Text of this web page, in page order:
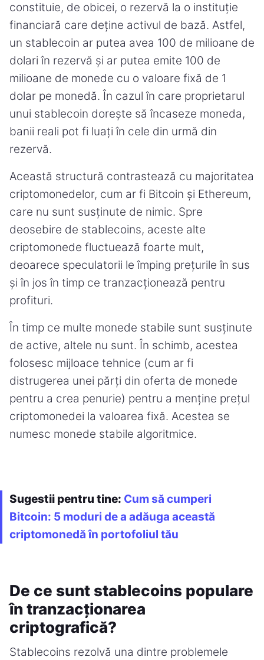
constituie, de obicei, o rezervă la o instituție
financiară care deține activul de bază. Astfel,
un stablecoin ar putea avea 100 de milioane de
dolari în rezervă și ar putea emite 100 de
milioane de monede cu o valoare fixă de 1
dolar pe monedă. În cazul în care proprietarul
unui stablecoin dorește să încaseze moneda,
banii reali pot fi luați în cele din urmă din
rezervă.
Această structură contrastează cu majoritatea
criptomonedelor, cum ar fi Bitcoin și Ethereum,
care nu sunt susținute de nimic. Spre
deosebire de stablecoins, aceste alte
criptomonede fluctuează foarte mult,
deoarece speculatorii le împing prețurile în sus
și în jos în timp ce tranzacționează pentru
profituri.
În timp ce multe monede stabile sunt susținute
de active, altele nu sunt. În schimb, acestea
folosesc mijloace tehnice (cum ar fi
distrugerea unei părți din oferta de monede
pentru a crea penurie) pentru a menține prețul
criptomonedei la valoarea fixă. Acestea se
numesc monede stabile algoritmice.
Sugestii pentru tine: Cum să cumperi
Bitcoin: 5 moduri de a adăuga această
criptomonedă în portofoliul tău
De ce sunt stablecoins populare
în tranzacționarea
criptografică?
Stablecoins rezolvă una dintre problemele